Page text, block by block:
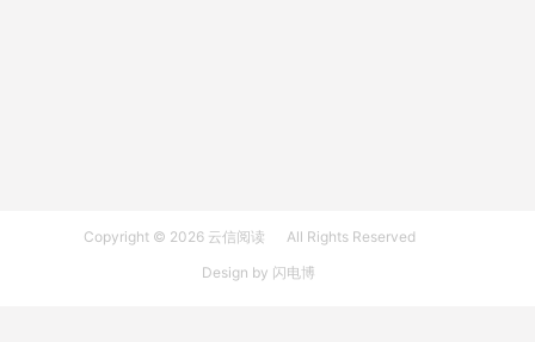
Copyright © 2026 云信阅读
All Rights Reserved
Design by 闪电博